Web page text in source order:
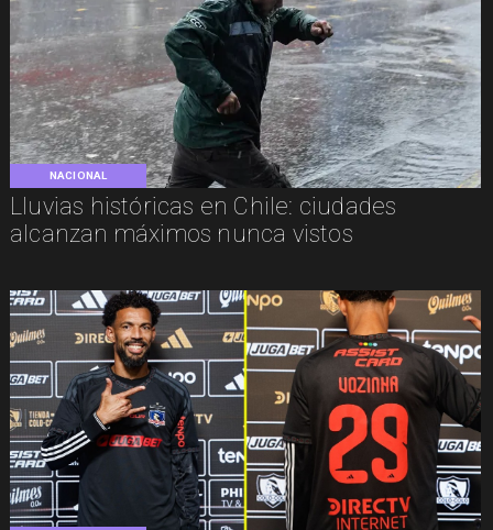
NACIONAL
Lluvias históricas en Chile: ciudades
alcanzan máximos nunca vistos